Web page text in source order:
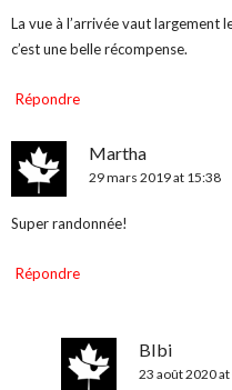
La vue à l’arrivée vaut largement
c’est une belle récompense.
Répondre
Martha
29 mars 2019 at 15:38
Super randonnée!
Répondre
BIbi
23 août 2020